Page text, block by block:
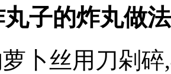
子的炸丸做
卜丝用刀剁